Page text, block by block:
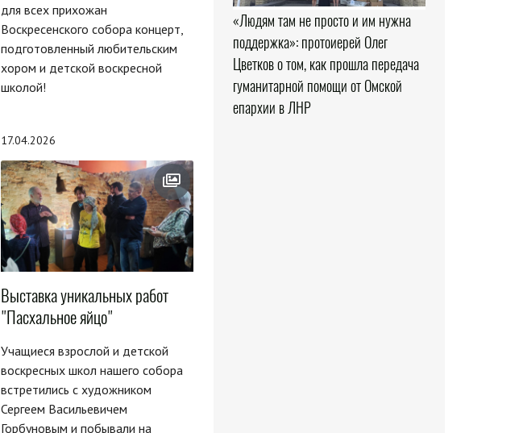
для всех прихожан
Воскресенского собора концерт,
подготовленный любительским
хором и детской воскресной
школой!
17.04.2026
Выставка уникальных работ
"Пасхальное яйцо"
Учащиеся взрослой и детской
воскресных школ нашего собора
встретились с художником
Сергеем Васильевичем
Горбуновым и побывали на
«Людям там не просто и им нужна
поддержка»: протоиерей Олег
Цветков о том, как прошла передача
гуманитарной помощи от Омской
епархии в ЛНР